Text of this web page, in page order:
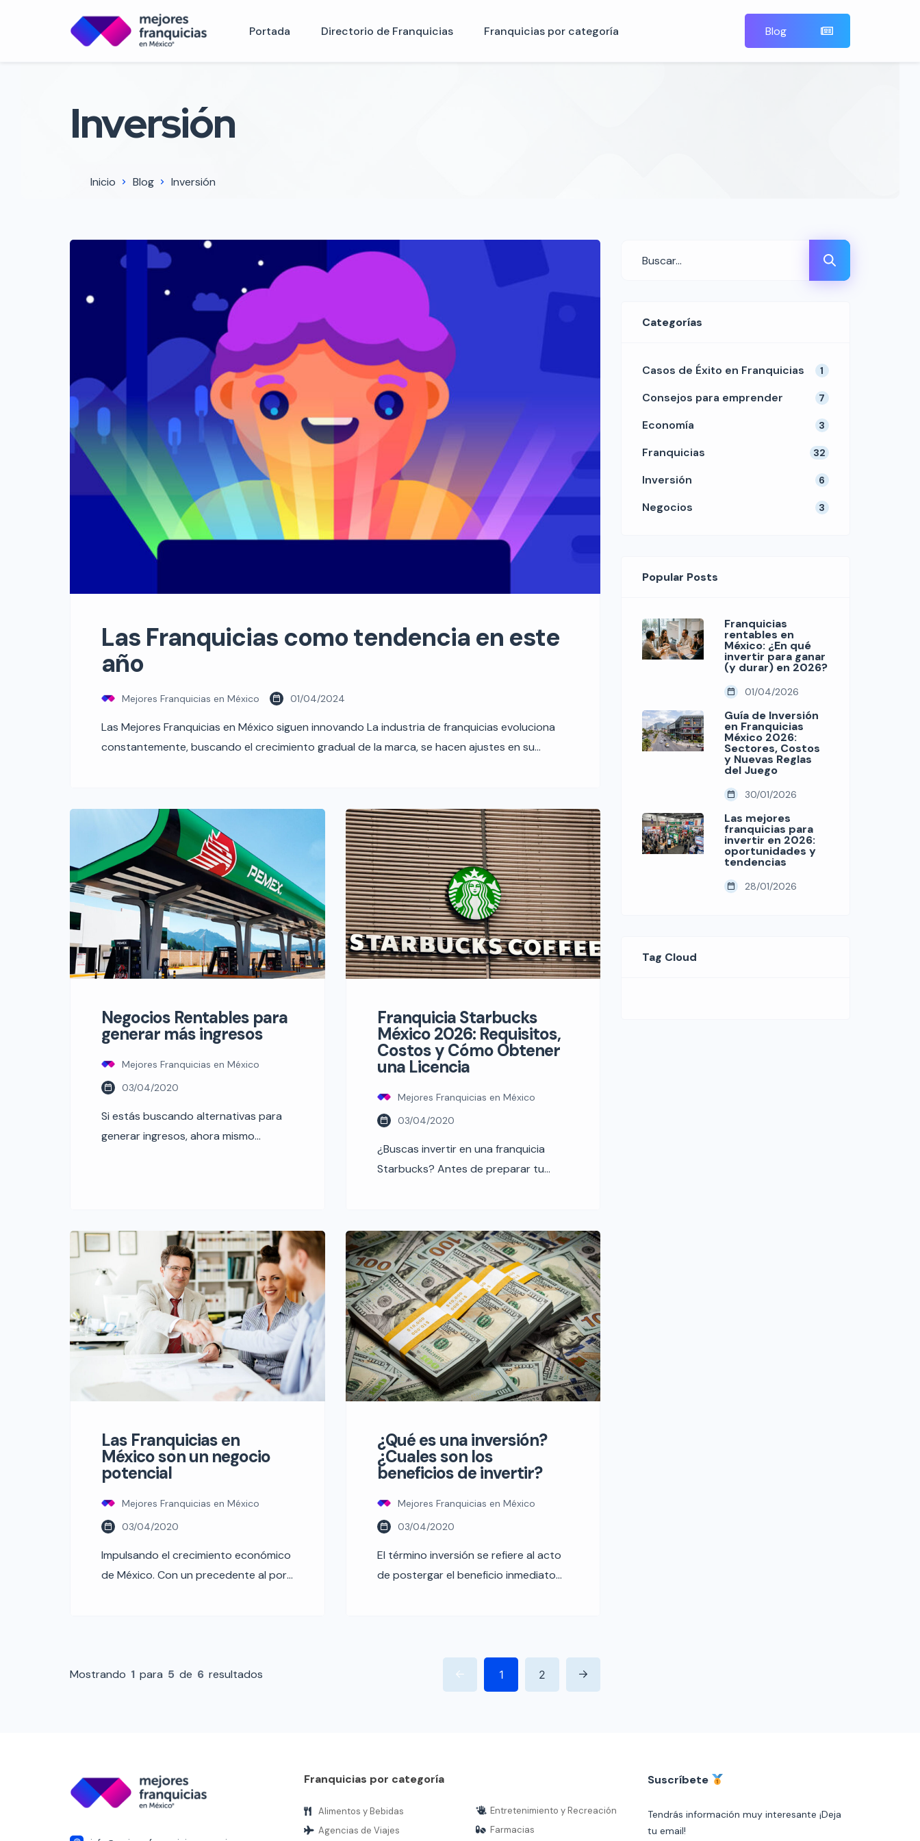
Portada Directorio de Franquicias Franquicias por categoría Blog
Inversión
Inicio Blog Inversión
Las Franquicias como tendencia en este
año
Mejores Franquicias en México 01/04/2024
Las Mejores Franquicias en México siguen innovando La industria de franquicias evoluciona
constantemente, buscando el crecimiento gradual de la marca, se hacen ajustes en su
las personas […]
Negocios Rentables para
generar más ingresos
Mejores Franquicias en México
03/04/2020
Si estás buscando alternativas para
generar ingresos, ahora mismo
tendencia poner tu propio negocio, y
así lo ven también los mexicanos,
cuya percepción sobre las
oportunidades para emprender son
cada vez mayores. Podríamos decir
que […]
Franquicia Starbucks
México 2026: Requisitos,
Costos y Cómo Obtener
una Licencia
Mejores Franquicias en México
03/04/2020
¿Buscas invertir en una franquicia
Starbucks? Antes de preparar tu
negocio de la sirena verde en México
no funciona como una franquicia
tradicional. En esta guía actualizada a
2026, te explicamos cómo obtener
una licencia, cuánto cuesta realmente
abrir una sucursal y qué alternativas
[…]
Las Franquicias en
México son un negocio
potencial
Mejores Franquicias en México
03/04/2020
Impulsando el crecimiento económico
de México. Con un precedente al por
empleo formal en el país, y por
¿Qué es una inversión?
¿Cuales son los
beneficios de invertir?
Mejores Franquicias en México
03/04/2020
El término inversión se refiere al acto
de postergar el beneficio inmediato
cantidad limitada de dinero que se
pone a disposición de terceros, de
una empresa o de un conjunto de
Mostrando 1 para 5 de 6 resultados 1 2
Categorías
Casos de Éxito en Franquicias 1
Consejos para emprender 7
Economía 3
Franquicias 32
Inversión 6
Negocios 3
Popular Posts
Franquicias
rentables en
México: ¿En qué
invertir para ganar
(y durar) en 2026?
01/04/2026
Guía de Inversión
en Franquicias
México 2026:
Sectores, Costos
y Nuevas Reglas
del Juego
30/01/2026
Las mejores
franquicias para
invertir en 2026:
oportunidades y
tendencias
28/01/2026
Tag Cloud
Franquicias por categoría
Alimentos y Bebidas
Agencias de Viajes
Entretenimiento y Recreación
Farmacias
Suscríbete
Tendrás información muy interesante ¡Deja
tu email!